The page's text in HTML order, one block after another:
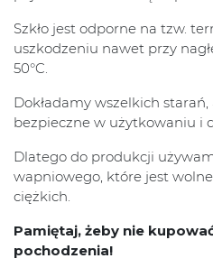
Szkło jest odporne na tzw.
uszkodzeniu nawet przy
50°C.
Dokładamy wszelkich starań,
bezpieczne w użytkowaniu i
Dlatego do produkcji
wapniowego, które jest
ciężkich.
Pamiętaj, żeby nie
pochodzenia!